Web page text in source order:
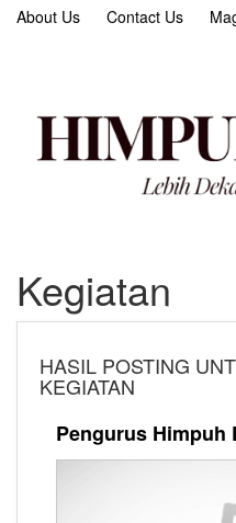
About Us Contact Us
Kegiatan
HASIL POSTING
KEGIATAN
Pengurus Himpuh